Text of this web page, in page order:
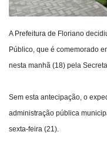
A Prefeitura de Floriano
Público, que é comemorado
nesta manhã (18) pela
Sem esta antecipação, o
administração pública
sexta-feira (21).